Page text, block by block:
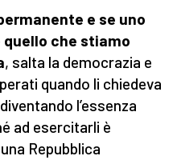
e se uno
che stiamo
, salta la democrazia e
quando li chiedeva
l’essenza
ad esercitarli è
Repubblica